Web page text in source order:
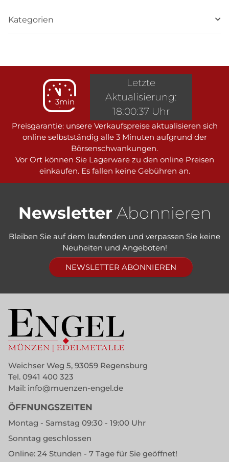
Kategorien
3min
Preisgarantie: unsere Verkaufspreise aktualisieren sich
online selbstständig alle 3 Minuten aufgrund der
Börsenschwankungen.
Vor Ort können Sie Lagerware zu den online Preisen
einkaufen. Es fallen keine Gebühren an.
Letzte
Aktualisierung:
18:00:37 Uhr
Newsletter Abonnieren
Bleiben Sie auf dem laufenden und verpassen Sie keine
Neuheiten und Angeboten!
NEWSLETTER ABONNIEREN
Weichser Weg 5, 93059 Regensburg
Tel. 0941 400 323
Mail: info@muenzen-engel.de
ÖFFNUNGSZEITEN
Montag - Samstag 09:30 - 19:00 Uhr
Sonntag geschlossen
Online: 24 Stunden - 7 Tage für Sie geöffnet!